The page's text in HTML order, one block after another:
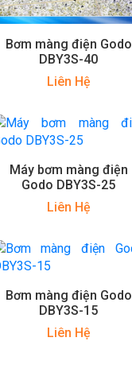
Bơm màng điện Godo
DBY3S-40
Liên Hệ
Máy bơm màng điện
Godo DBY3S-25
Liên Hệ
Bơm màng điện Godo
DBY3S-15
Liên Hệ